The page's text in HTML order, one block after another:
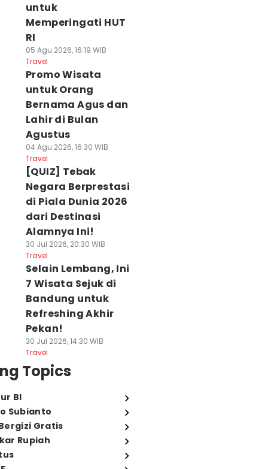
untuk
Memperingati HUT
RI
05 Agu 2026, 16:19 WIB
Travel
Promo Wisata
untuk Orang
Bernama Agus dan
Lahir di Bulan
Agustus
04 Agu 2026, 16:30 WIB
Travel
[QUIZ] Tebak
Negara Berprestasi
di Piala Dunia 2026
dari Destinasi
Alamnya Ini!
30 Jul 2026, 20:30 WIB
Travel
Selain Lembang, Ini
7 Wisata Sejuk di
Bandung untuk
Refreshing Akhir
Pekan!
30 Jul 2026, 14:30 WIB
Travel
Topics
BI
Subianto
Gratis
Rupiah